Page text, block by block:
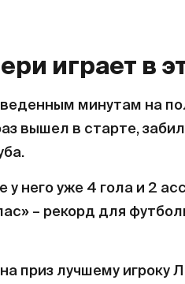
играет в
минутам на
вышел в старте,
у него уже 4 гола и 2
– рекорд для
приз лучшему игроку